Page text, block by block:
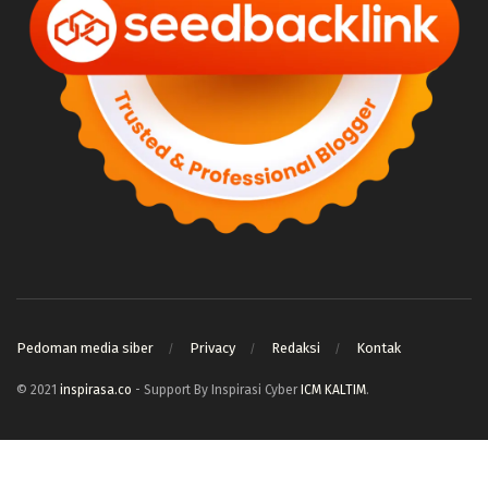
Pedoman media siber Privacy Redaksi Kontak
© 2021 inspirasa.co - Support By Inspirasi Cyber ICM KALTIM.